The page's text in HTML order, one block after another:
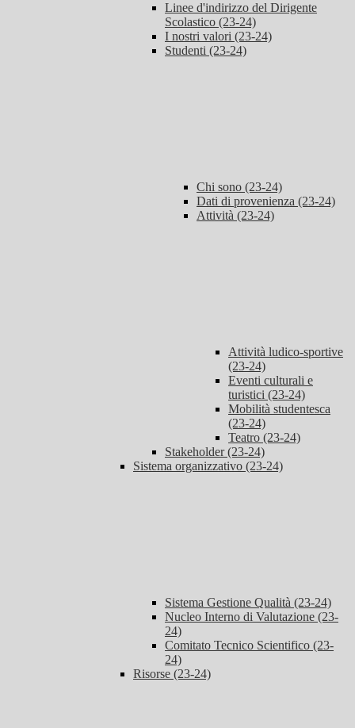
Linee d'indirizzo del Dirigente
Scolastico (23-24)
I nostri valori (23-24)
Studenti (23-24)
Chi sono (23-24)
Dati di provenienza (23-24)
Attività (23-24)
Attività ludico-sportive
(23-24)
Eventi culturali e
turistici (23-24)
Mobilità studentesca
(23-24)
Teatro (23-24)
Stakeholder (23-24)
Sistema organizzativo (23-24)
Sistema Gestione Qualità (23-24)
Nucleo Interno di Valutazione (23-
24)
Comitato Tecnico Scientifico (23-
24)
Risorse (23-24)